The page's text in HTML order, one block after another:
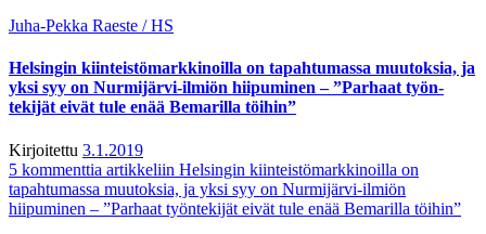
Juha-Pekka Raeste / HS
Helsingin kiinteistö­markkinoilla on tapahtumassa muutoksia, ja
yksi syy on Nurmijärvi-ilmiön hiipuminen – ”Parhaat työn­
tekijät eivät tule enää Bemarilla töihin”
Kirjoitettu 3.1.2019
5 kommenttia artikkeliin Helsingin kiinteistö­markkinoilla on
tapahtumassa muutoksia, ja yksi syy on Nurmijärvi-ilmiön
hiipuminen – ”Parhaat työn­tekijät eivät tule enää Bemarilla töihin”